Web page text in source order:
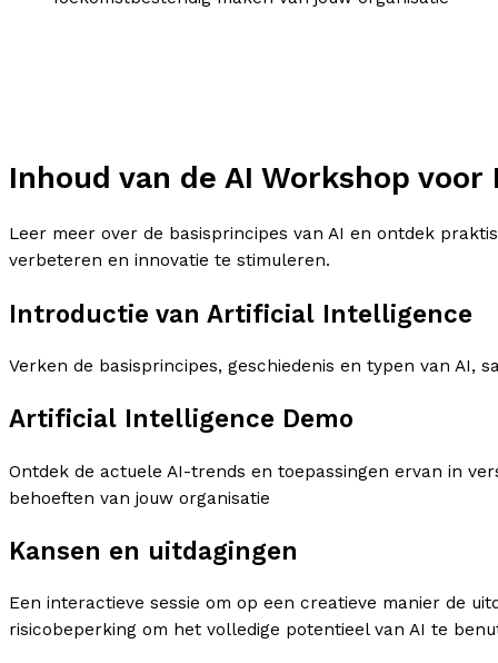
Inhoud van de AI Workshop
Leer meer over de basisprincipes van AI en ontdek
verbeteren en innovatie te stimuleren.
Introductie van Artificial Intelligence
Verken de basisprincipes, geschiedenis en typen van AI,
Artificial Intelligence Demo
Ontdek de actuele AI-trends en toepassingen ervan in
behoeften van jouw organisatie
Kansen en uitdagingen
Een interactieve sessie om op een creatieve manier de
risicobeperking om het volledige potentieel van AI te